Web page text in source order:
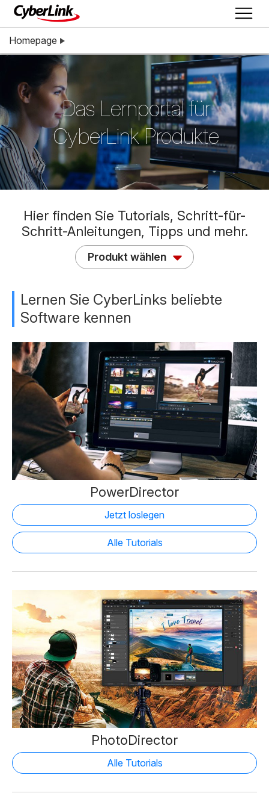
Homepage
Das Lernportal für
CyberLink Produkte
Hier finden Sie Tutorials, Schritt-für-
Schritt-Anleitungen, Tipps und mehr.
Produkt wählen
Lernen Sie CyberLinks beliebte
Software kennen
PowerDirector
Jetzt loslegen
Alle Tutorials
PhotoDirector
Alle Tutorials